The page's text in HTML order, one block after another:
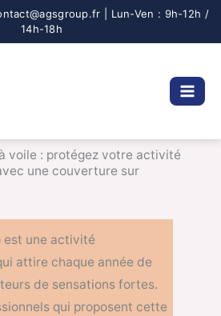
voile : protégez votre activité
une couverture sur
est une activité
attire chaque année de
de sensations fortes.
qui proposent cette